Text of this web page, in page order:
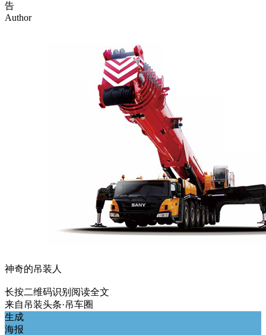
告
Author
神奇的吊装人
长按二维码识别阅读全文
来自 吊装头条·吊车圈
生成
海报